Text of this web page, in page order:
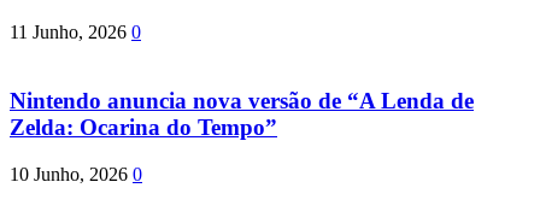
11 Junho, 2026 0
Nintendo anuncia nova versão de “A Lenda de
Zelda: Ocarina do Tempo”
10 Junho, 2026 0